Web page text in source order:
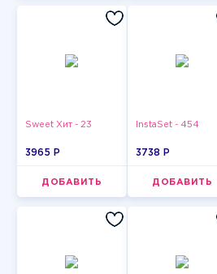
Sweet Хит - 23
3965 P
ДОБАВИТЬ
InstaSet - 454
3738 P
ДОБАВИТЬ